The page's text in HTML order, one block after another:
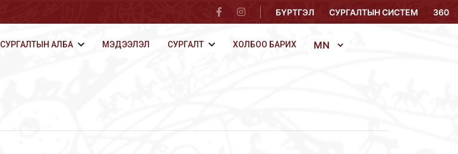
БҮРТГЭЛ СУРГАЛТЫН СИСТЕМ 360
СУРГАЛТЫН АЛБА МЭДЭЭЛЭЛ СУРГАЛТ ХОЛБОО БАРИХ